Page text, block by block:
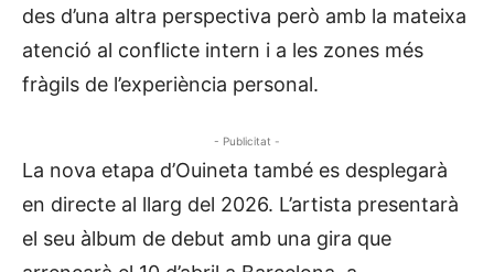
des d’una altra perspectiva però amb la mateixa
atenció al conflicte intern i a les zones més
fràgils de l’experiència personal.
- Publicitat -
La nova etapa d’Ouineta també es desplegarà
en directe al llarg del 2026. L’artista presentarà
el seu àlbum de debut amb una gira que